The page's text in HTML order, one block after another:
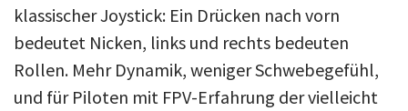
klassischer Joystick: Ein Drücken nach vorn
bedeutet Nicken, links und rechts bedeuten
Rollen. Mehr Dynamik, weniger Schwebegefühl,
und für Piloten mit FPV-Erfahrung der vielleicht